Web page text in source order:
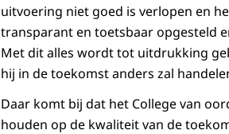
uitvoering niet goed is verlopen en
transparant en toetsbaar opgesteld
Met dit alles wordt tot uitdrukking
hij in de toekomst anders zal
Daar komt bij dat het College van
houden op de kwaliteit van de